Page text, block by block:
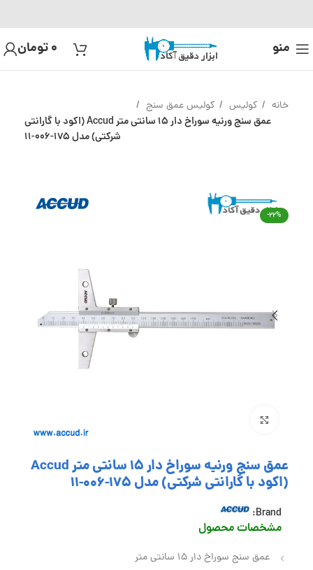
منو 0تومان
خانه کولیس کولیس عمق سنج
عمق سنج ورنیه سوراخ دار 15 سانتی متر Accud (اکود با گارانتی
شرکتی) مدل 175-006-11
-22%
عمق سنج ورنیه سوراخ دار 15 سانتی متر Accud
(اکود با گارانتی شرکتی) مدل 175-006-11
Brand:
مشخصات محصول
عمق سنج سوراخ دار 15 سانتی متر